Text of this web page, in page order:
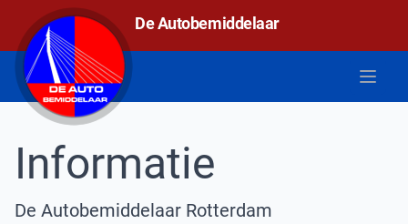
De Autobemiddelaar
Open
De autobemiddelaar
Informatie
De Autobemiddelaar Rotterdam